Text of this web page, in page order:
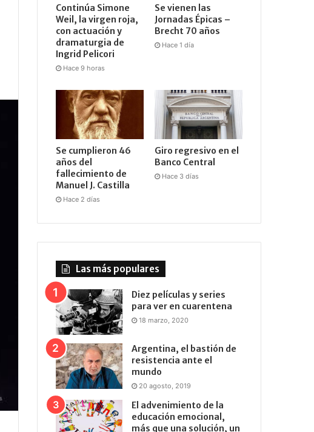
Continúa Simone
Weil, la virgen roja,
con actuación y
dramaturgia de
Ingrid Pelicori
Hace 9 horas
Se vienen las
Jornadas Épicas –
Brecht 70 años
Hace 1 día
Se cumplieron 46
años del
fallecimiento de
Manuel J. Castilla
Hace 2 días
Giro regresivo en el
Banco Central
Hace 3 días
Las más populares
Diez películas y series
para ver en cuarentena
18 marzo, 2020
Argentina, el bastión de
resistencia ante el
mundo
20 agosto, 2019
El advenimiento de la
educación emocional,
más que una solución, un